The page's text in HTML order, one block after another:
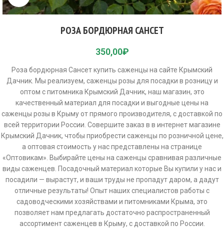
РОЗА БОРДЮРНАЯ САНСЕТ
350,00₽
Роза бордюрная Сансет купить саженцы на сайте Крымский
Дачник. Мы реализуем, саженцы розы для посадки в розницу и
оптом с питомника Крымский Дачник, наш магазин, это
качественный материал для посадки и выгодные цены на
саженцы розы в Крыму от прямого производителя, с доставкой по
всей территории России. Совершите заказ в в интернет магазине
Крымский Дачник, чтобы приобрести саженцы по розничной цене,
а оптовая стоимость у нас представлены на странице
«Оптовикам». Выбирайте цены на саженцы сравнивая различные
виды саженцев. Посадочный материал которые Вы купили у нас и
посадили — вырастут, и ваши труды не пропадут даром, а дадут
отличные результаты! Опыт наших специалистов работы с
садоводческими хозяйствами и питомниками Крыма, это
позволяет нам предлагать достаточно распространенный
ассортимент саженцев в Крыму, с доставкой по России.